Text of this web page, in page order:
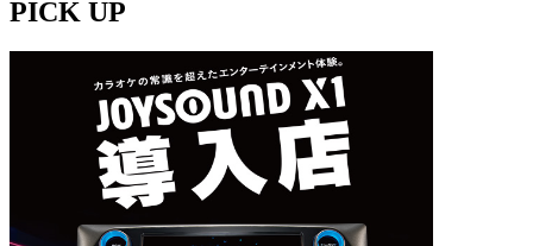
PICK UP